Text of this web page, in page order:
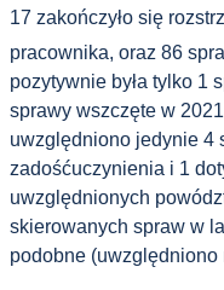
17 zakończyło się
pracownika, oraz 86
pozytywnie była tylko 1
sprawy wszczęte w
uwzględniono jedynie 4
zadośćuczynienia i 1
uwzględnionych
skierowanych spraw w
podobne